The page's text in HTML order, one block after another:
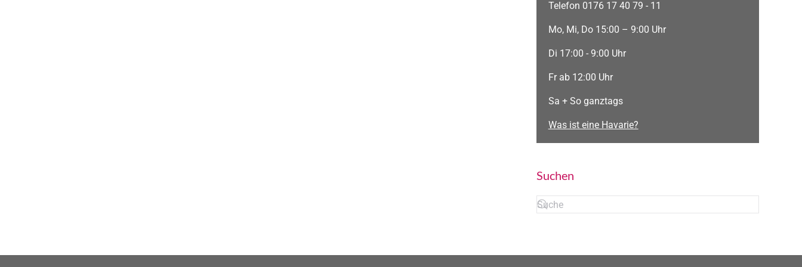
Telefon 0176 17 40 79 - 11
Mo, Mi, Do 15:00 – 9:00 Uhr
Di 17:00 - 9:00 Uhr
Fr ab 12:00 Uhr
Sa + So ganztags
Was ist eine Havarie?
Suchen